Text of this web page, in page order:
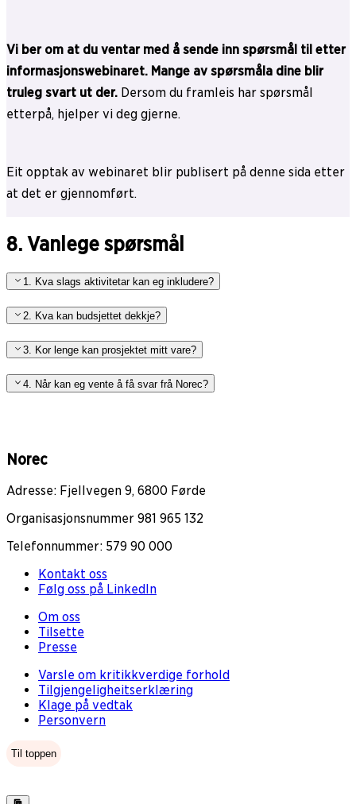
Vi ber om at du ventar med å sende inn spørsmål til etter
informasjonswebinaret. Mange av spørsmåla dine blir
truleg svart ut der. Dersom du framleis har spørsmål
etterpå, hjelper vi deg gjerne.
Eit opptak av webinaret blir publisert på denne sida etter
at det er gjennomført.
8. Vanlege spørsmål
1. Kva slags aktivitetar kan eg inkludere?
2. Kva kan budsjettet dekkje?
3. Kor lenge kan prosjektet mitt vare?
4. Når kan eg vente å få svar frå Norec?
Norec
Adresse: Fjellvegen 9, 6800 Førde
Organisasjonsnummer 981 965 132
Telefonnummer: 579 90 000
Kontakt oss
Følg oss på LinkedIn
Om oss
Tilsette
Presse
Varsle om kritikkverdige forhold
Tilgjengeligheitserklæring
Klage på vedtak
Personvern
Til toppen